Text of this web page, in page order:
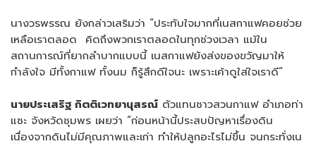
นางวรพรรณ ยังกล่าวเสริมว่า “ประทับใจมากที่เนสกาแฟคอยช่วย
เหลือเราตลอด คิดถึงพวกเราตลอดในทุกช่วงเวลา แม้ใน
สถานการณ์ที่ยากลำบากแบบนี้ เนสกาแฟยังส่งของขวัญมาให้
กำลังใจ มีทั้งกาแฟ ทั้งนม ก็รู้สึกดีใจนะ เพราะเค้าดูใส่ใจเราดี”
นายประเสริฐ กิตติเวทยานุสรณ์ ตัวแทนชาวสวนกาแฟ อำเภอท่า
แซะ จังหวัดชุมพร เผยว่า “ก่อนหน้านี้ประสบปัญหาเรื่องดิน
เนื่องจากดินไม่มีคุณภาพและเก่า ทำให้ปลูกอะไรไม่ขึ้น จนกระทั่งเน